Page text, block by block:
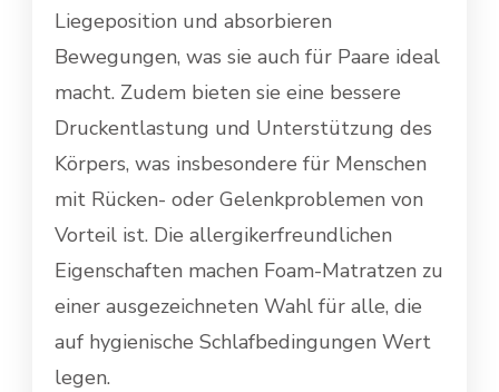
Liegeposition und absorbieren
Bewegungen, was sie auch für Paare ideal
macht. Zudem bieten sie eine bessere
Druckentlastung und Unterstützung des
Körpers, was insbesondere für Menschen
mit Rücken- oder Gelenkproblemen von
Vorteil ist. Die allergikerfreundlichen
Eigenschaften machen Foam-Matratzen zu
einer ausgezeichneten Wahl für alle, die
auf hygienische Schlafbedingungen Wert
legen.